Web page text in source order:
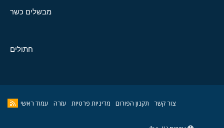
מבשלים כשר
חתולים
צור קשר תקנון הפורום מדיניות פרטיות עזרה עמוד ראשי